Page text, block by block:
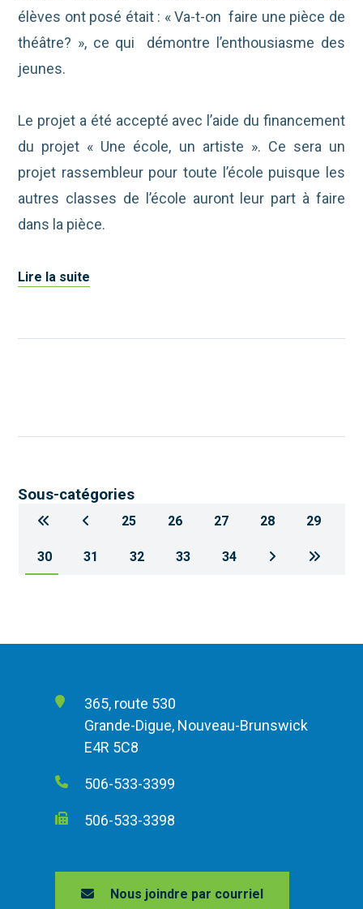
élèves ont posé était : « Va-t-on faire une pièce de
théâtre? », ce qui démontre l’enthousiasme des
jeunes.
Le projet a été accepté avec l’aide du financement
du projet « Une école, un artiste ». Ce sera un
projet rassembleur pour toute l’école puisque les
autres classes de l’école auront leur part à faire
dans la pièce.
Lire la suite
Sous-catégories
25 26 27 28 29
30 31 32 33 34
365, route 530
Grande-Digue, Nouveau-Brunswick
E4R 5C8
506-533-3399
506-533-3398
Nous joindre par courriel